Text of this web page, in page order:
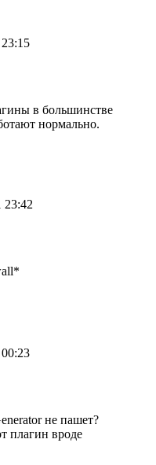
23:15
в большинстве
нормально.
23:42
00:23
не пашет?
плагин вроде